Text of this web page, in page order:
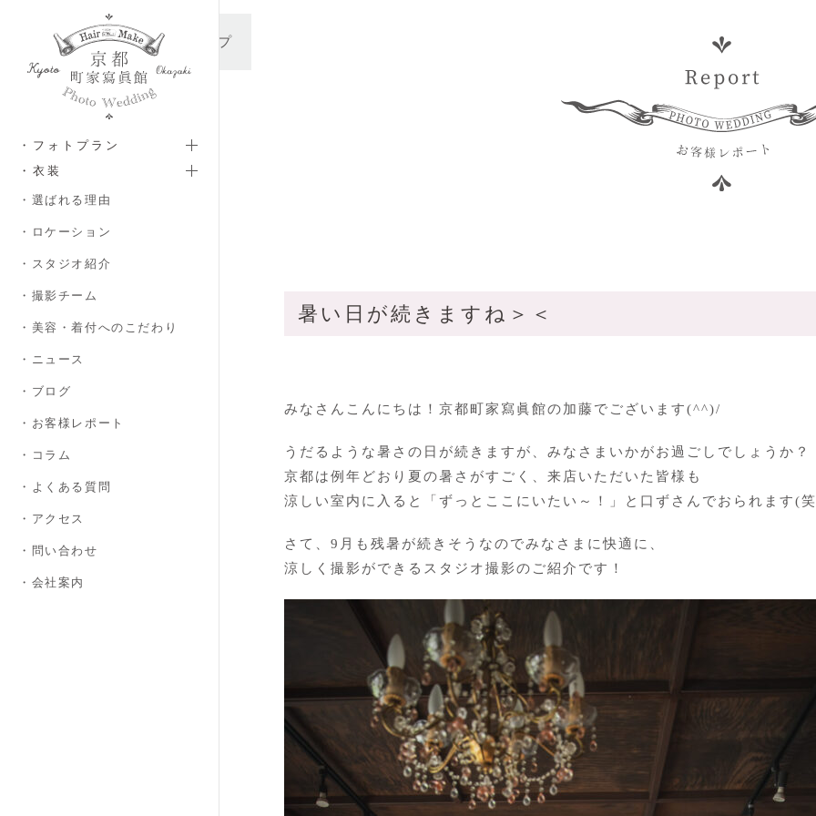
メインコンテンツへスキップ
・フォトプラン
・衣装
・選ばれる理由
・ロケーション
・スタジオ紹介
・撮影チーム
・美容・着付へのこだわり
・ニュース
・ブログ
・お客様レポート
・コラム
・よくある質問
・アクセス
・問い合わせ
・会社案内
暑い日が続きますね＞＜
みなさんこんにちは！京都町家寫眞館の加藤でございます(^^)/
うだるような暑さの日が続きますが、みなさまいかがお過ごしでしょうか？
京都は例年どおり夏の暑さがすごく、来店いただいた皆様も
涼しい室内に入ると「ずっとここにいたい～！」と口ずさんでおられます(
さて、9月も残暑が続きそうなのでみなさまに快適に、
涼しく撮影ができるスタジオ撮影のご紹介です！